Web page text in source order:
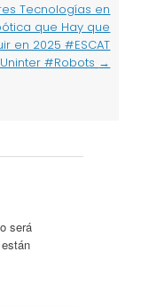
Tecnologías en
que Hay que
en 2025 #ESCAT
#Robots →
será